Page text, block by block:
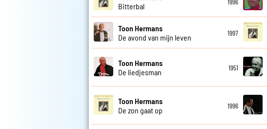
Bitterbal
1996
Toon Hermans
De avond van mijn leven
1997
Toon Hermans
De liedjesman
1951
Toon Hermans
De zon gaat op
1996